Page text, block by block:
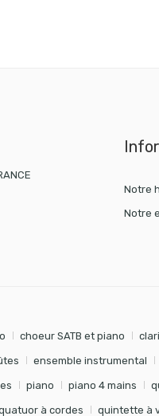
Notre
Notre
choeur SATB et piano
ensemble instrumental
piano piano 4 mains
à cordes quintette à